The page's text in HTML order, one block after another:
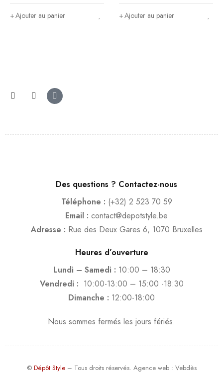
Ajouter au panier Ajouter au panier
Des questions ? Contactez-nous
Téléphone : (+32) 2 523 70 59
Email : contact@depotstyle.be
Adresse : Rue des Deux Gares 6, 1070 Bruxelles
Heures d’ouverture
Lundi – Samedi : 10:00 – 18:30
Vendredi : 10:00-13:00 – 15:00 -18:30
Dimanche : 12:00-18:00
Nous sommes fermés les jours fériés.
© Dépôt Style– Tous droits réservés. Agence web: Vebdès